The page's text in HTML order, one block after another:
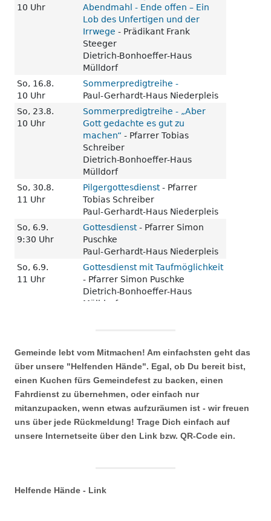
Gemeinde lebt vom Mitmachen! Am einfachsten geht das
über unsere "Helfenden Hände". Egal, ob Du bereit bist,
einen Kuchen fürs Gemeindefest zu backen, einen
Fahrdienst zu übernehmen, oder einfach nur
mitanzupacken, wenn etwas aufzuräumen ist - wir freuen
uns über jede Rückmeldung! Trage Dich einfach auf
unsere Internetseite über den Link bzw. QR-Code ein.
Helfende Hände - Link